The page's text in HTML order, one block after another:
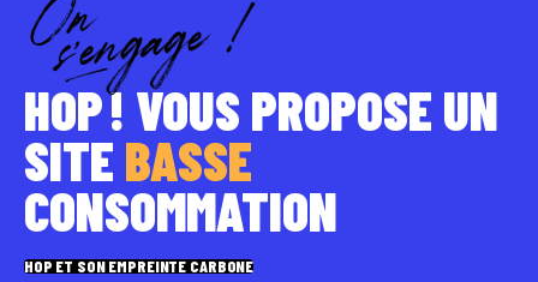
HOP ! VOUS PROPOSE UN
SITE BASSE
CONSOMMATION
HOP ET SON EMPREINTE CARBONE